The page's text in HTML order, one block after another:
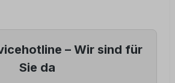
– Wir sind für
Sie da